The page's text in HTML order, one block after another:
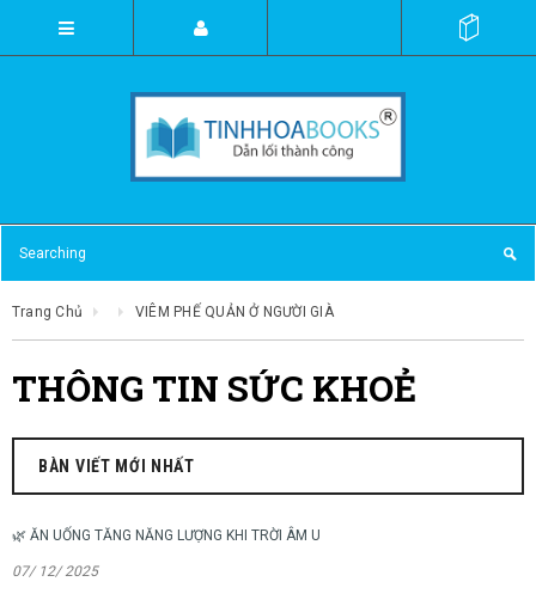
Trang Chủ VIÊM PHẾ QUẢN Ở NGƯỜI GIÀ
THÔNG TIN SỨC KHOẺ
BÀN VIẾT MỚI NHẤT
🌿 ĂN UỐNG TĂNG NĂNG LƯỢNG KHI TRỜI ÂM U
07/ 12/ 2025